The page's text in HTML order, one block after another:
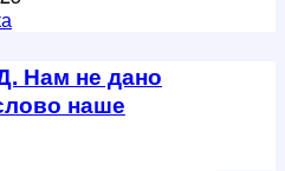
Нам не дано
наше